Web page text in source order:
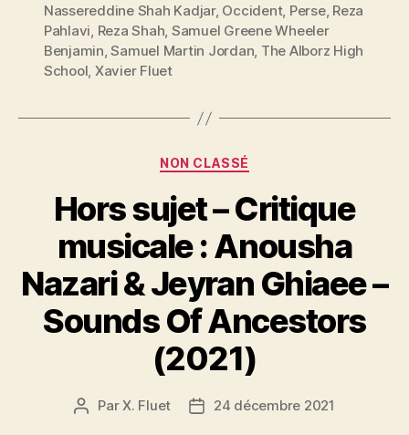
Nassereddine Shah Kadjar, Occident, Perse, Reza
Pahlavi, Reza Shah, Samuel Greene Wheeler
Benjamin,Samuel Martin Jordan, The Alborz High
School, Xavier Fluet
Catégories
NON CLASSÉ
Hors sujet – Critique
musicale : Anousha
Nazari & Jeyran Ghiaee –
Sounds Of Ancestors
(2021)
Auteur
ParX. Fluet
Date24 décembre 2021